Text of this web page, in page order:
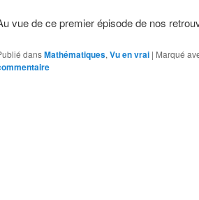
vue de ce premier épisode de nos
dansMathématiques, Vu en vrai | Marqué